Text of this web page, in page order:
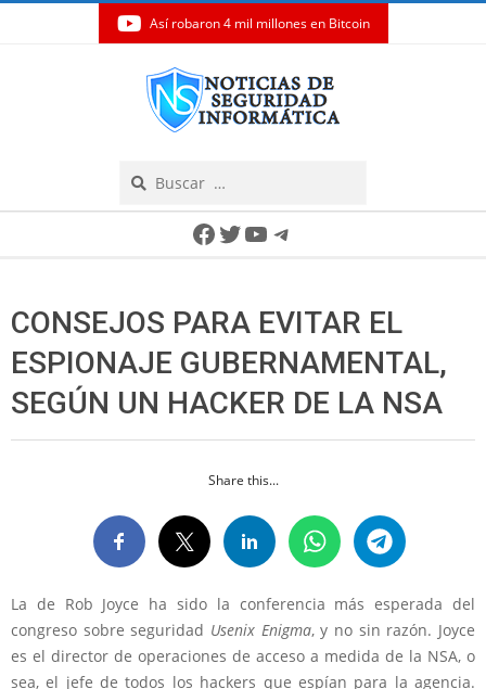
Así robaron 4 mil millones en Bitcoin
Facebook
Twitter
YouTube
Telegram
CONSEJOS PARA EVITAR EL
ESPIONAJE GUBERNAMENTAL,
SEGÚN UN HACKER DE LA NSA
Share this...
La de Rob Joyce ha sido la conferencia más esperada del
congreso sobre seguridad Usenix Enigma, y no sin razón. Joyce
es el director de operaciones de acceso a medida de la NSA, o
sea, el jefe de todos los hackers que espían para la agencia.